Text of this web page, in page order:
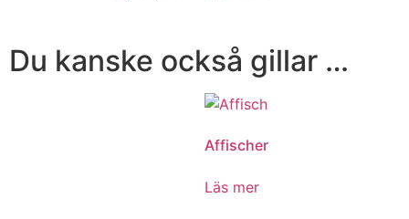
Du kanske också gillar …
Affischer
Läs mer